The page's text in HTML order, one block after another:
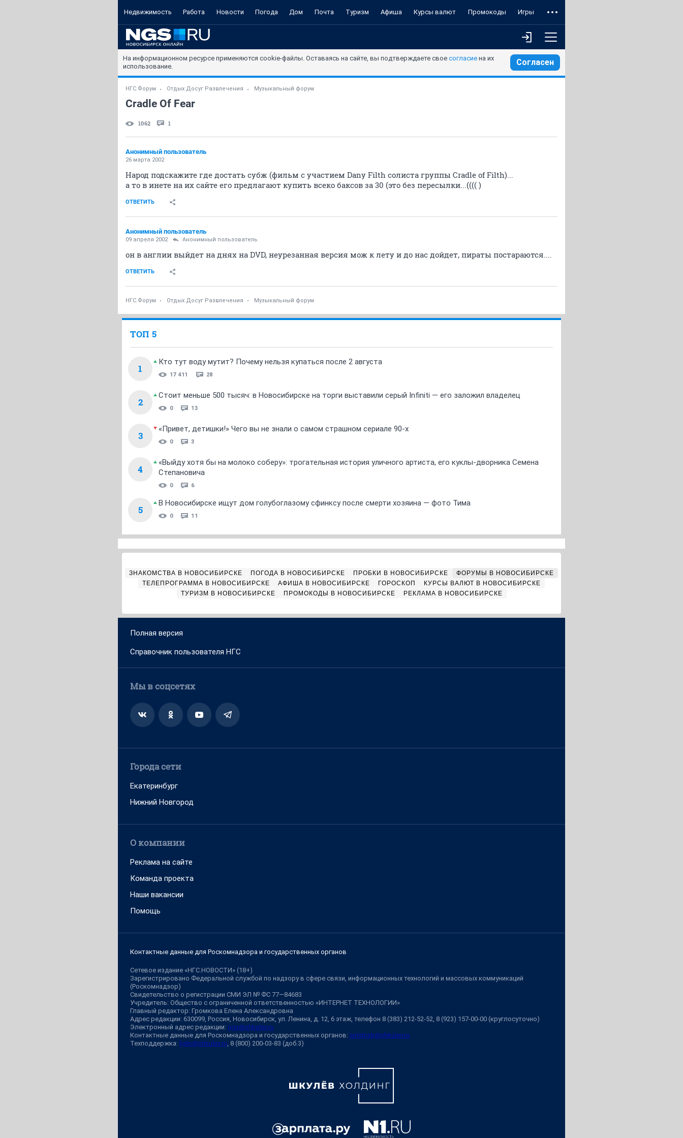
Недвижимость Работа Новости Погода Дом Почта Туризм Афиша Курсы валют Промокоды Игры
На информационном ресурсе применяются cookie-файлы. Оставаясь на сайте, вы подтверждаете свое согласие на их
использование.
Согласен
НГС.Форум Отдых Досуг Развлечения Музыкальный форум
Cradle Of Fear
1062 1
Анонимный пользователь
26 марта 2002
Народ подскажите где достать субж (фильм с участием Dany Filth солиста группы Cradle of Filth)...
а то в инете на их сайте его предлагают купить всеко баксов за 30 (это без пересылки...(((( )
ОТВЕТИТЬ
Анонимный пользователь
09 апреля 2002 Анонимный пользователь
он в англии выйдет на днях на DVD, неурезанная версия мож к лету и до нас дойдет, пираты постараются....
ОТВЕТИТЬ
НГС.Форум Отдых Досуг Развлечения Музыкальный форум
ТОП 5
1
Кто тут воду мутит? Почему нельзя купаться после 2 августа
17 411 28
2
Стоит меньше 500 тысяч: в Новосибирске на торги выставили серый Infiniti — его заложил владелец
0 13
3
«Привет, детишки!» Чего вы не знали о самом страшном сериале 90-х
0 3
4
«Выйду хотя бы на молоко соберу»: трогательная история уличного артиста, его куклы-дворника Семена
Степановича
0 6
5
В Новосибирске ищут дом голубоглазому сфинксу после смерти хозяина — фото Тима
0 11
ЗНАКОМСТВА В НОВОСИБИРСКЕ ПОГОДА В НОВОСИБИРСКЕ ПРОБКИ В НОВОСИБИРСКЕ
ФОРУМЫ В НОВОСИБИРСКЕ
ТЕЛЕПРОГРАММА В НОВОСИБИРСКЕ
АФИША В НОВОСИБИРСКЕ ГОРОСКОП
КУРСЫ ВАЛЮТ В НОВОСИБИРСКЕ
ТУРИЗМ В НОВОСИБИРСКЕ
ПРОМОКОДЫ В НОВОСИБИРСКЕ РЕКЛАМА В НОВОСИБИРСКЕ
Полная версия
Справочник пользователя НГС
Мы в соцсетях
Города сети
Екатеринбург
Нижний Новгород
О компании
Реклама на сайте
Команда проекта
Наши вакансии
Помощь
Контактные данные для Роскомнадзора и государственных органов
Сетевое издание «НГС.НОВОСТИ» (18+)
Зарегистрировано Федеральной службой по надзору в сфере связи, информационных технологий и массовых коммуникаций
(Роскомнадзор)
Свидетельство о регистрации СМИ ЭЛ № ФС 77—84683
Учредитель: Общество с ограниченной ответственностью «ИНТЕРНЕТ ТЕХНОЛОГИИ»
Главный редактор: Громкова Елена Александровна
Адрес редакции: 630099, Россия, Новосибирск, ул. Ленина, д. 12, 6 этаж, телефон 8 (383) 212-52-52, 8 (923) 157-00-00 (круглосуточно)
Электронный адрес редакции: ngs@shkulev.ru
Контактные данные для Роскомнадзора и государственных органов: juristnsk@shkulev.ru
Техподдержка: help@shkulev.ru, 8 (800) 200-03-83 (доб.3)